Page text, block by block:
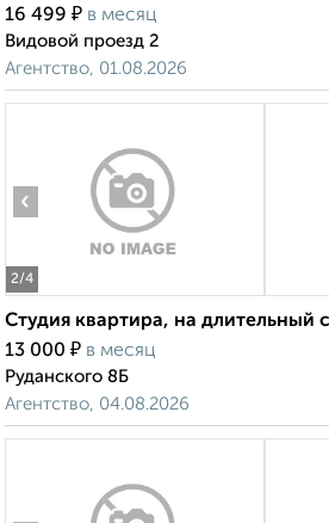
16 499 ₽ в месяц
Видовой проезд 2
Агентство, 01.08.2026
2/4
‹
Студия квартира, на длительный
13 000 ₽ в месяц
Руданского 8Б
Агентство, 04.08.2026